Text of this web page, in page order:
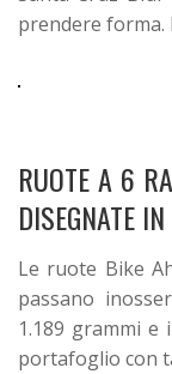
prendere forma.
RUOTE A 6
DISEGNATE
Le ruote Bike
passano
1.189 grammi e
portafoglio con